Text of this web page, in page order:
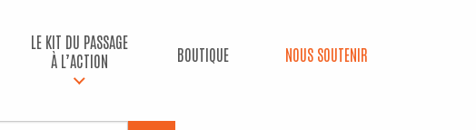
LE KIT DU PASSAGE
À L’ACTION
BOUTIQUE NOUS SOUTENIR